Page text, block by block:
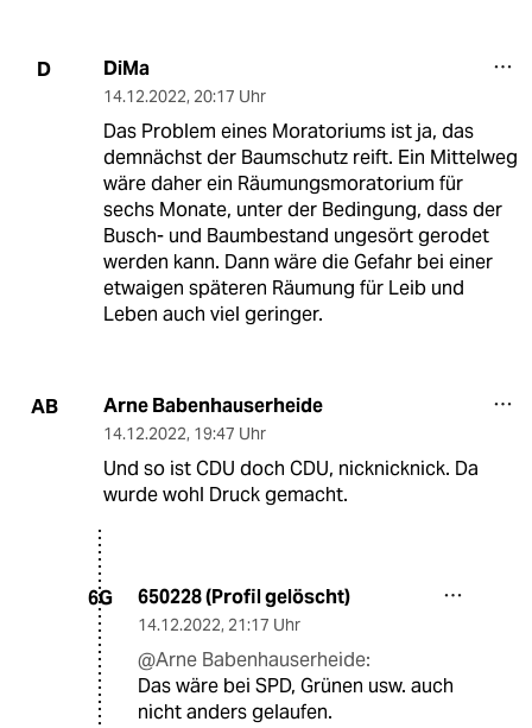
D DiMa
14.12.2022, 20:17 Uhr
Das Problem eines Moratoriums ist ja, das
demnächst der Baumschutz reift. Ein Mittelweg
wäre daher ein Räumungsmoratorium für
sechs Monate, unter der Bedingung, dass der
Busch- und Baumbestand ungesört gerodet
werden kann. Dann wäre die Gefahr bei einer
etwaigen späteren Räumung für Leib und
Leben auch viel geringer.
AB Arne Babenhauserheide
14.12.2022, 19:47 Uhr
Und so ist CDU doch CDU, nicknicknick. Da
wurde wohl Druck gemacht.
6G 650228 (Profil gelöscht)
14.12.2022, 21:17 Uhr
@Arne Babenhauserheide:
Das wäre bei SPD, Grünen usw. auch
nicht anders gelaufen.